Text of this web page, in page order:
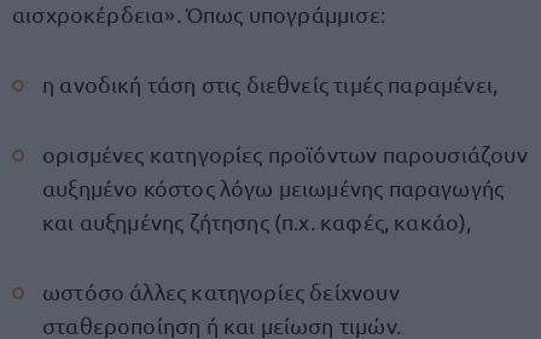
αισχροκέρδεια». Όπως υπογράμμισε:
η ανοδική τάση στις διεθνείς τιμές παραμένει,
ορισμένες κατηγορίες προϊόντων παρουσιάζουν
αυξημένο κόστος λόγω μειωμένης παραγωγής
και αυξημένης ζήτησης (π.χ. καφές, κακάο),
ωστόσο άλλες κατηγορίες δείχνουν
σταθεροποίηση ή και μείωση τιμών.